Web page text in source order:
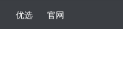
优选 官网